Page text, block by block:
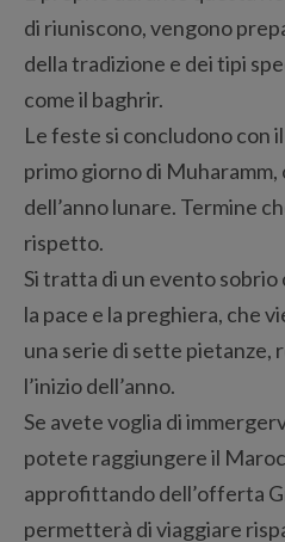
di riuniscono, vengono
della tradizione e dei tipi
come il baghrir.
Le feste si concludono con il
primo giorno di
dell’anno lunare. Termine
rispetto.
Si tratta di un evento
la pace e la preghiera, che
una serie di sette pietanze,
l’inizio dell’anno.
Se avete voglia di
potete raggiungere il
approfittando dell’offerta
permetterà di viaggiare